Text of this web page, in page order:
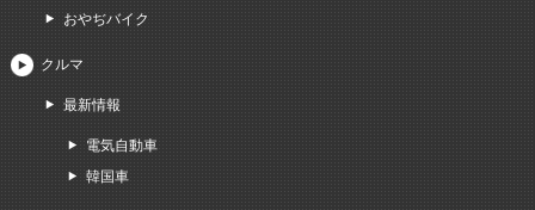
おやぢバイク
クルマ
最新情報
電気自動車
韓国車